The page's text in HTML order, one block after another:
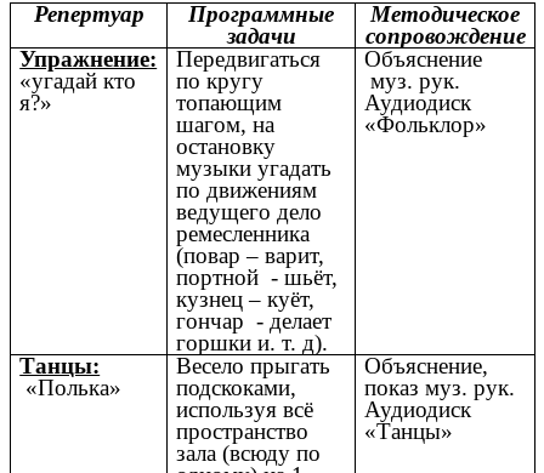
Репертуар
Программные
задачи
Методическое
сопровождение
Упражнение:
«угадай кто
я?»
Передвигаться
по кругу
топающим
шагом, на
остановку
музыки угадать
по движениям
ведущего дело
ремесленника
(повар – варит,
портной - шьёт,
кузнец – куёт,
гончар - делает
горшки и. т. д).
Объяснение
муз. рук.
Аудиодиск
«Фольклор»
Танцы:
«Полька»
Весело прыгать
подскоками,
используя всё
пространство
зала (всюду по
Объяснение,
показ муз. рук.
Аудиодиск
«Танцы»